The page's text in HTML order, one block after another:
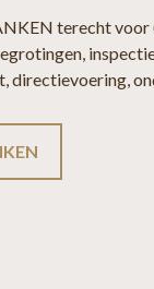
terecht
directievoering,